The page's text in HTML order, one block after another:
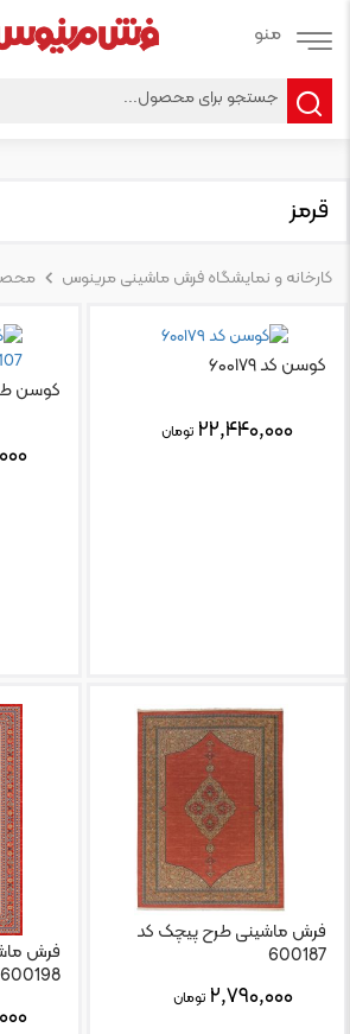
قرمز
کارخانه و نمایشگاه فرش ماشینی مرینوس
کوسن کد ۶۰۰۱۷۹
۲۲,۴۴۰,۰۰۰ تومان
کوسن طرح
فرش ماشینی طرح پیچک کد
600187
۲,۷۹۰,۰۰۰ تومان
فرش
600198